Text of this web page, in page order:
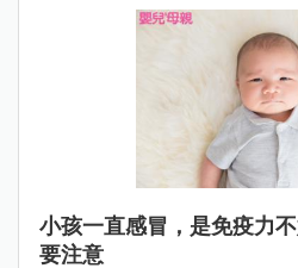
小孩一直感冒，是免疫力
要注意